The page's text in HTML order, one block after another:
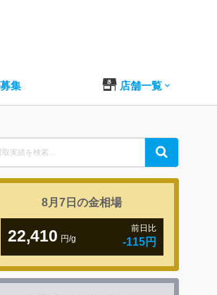
集 店舗一覧
Search
8月7日の金相場
22,410 円/g
前日比
-115円